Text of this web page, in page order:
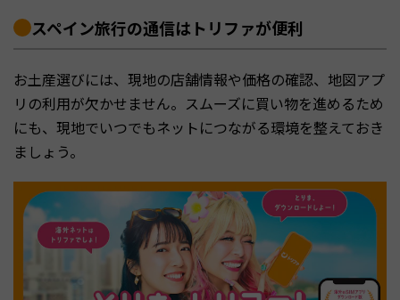
スペイン旅行の通信はトリファが便利
お土産選びには、現地の店舗情報や価格の確認、地図アプ
リの利用が欠かせません。スムーズに買い物を進めるため
にも、現地でいつでもネットにつながる環境を整えておき
ましょう。